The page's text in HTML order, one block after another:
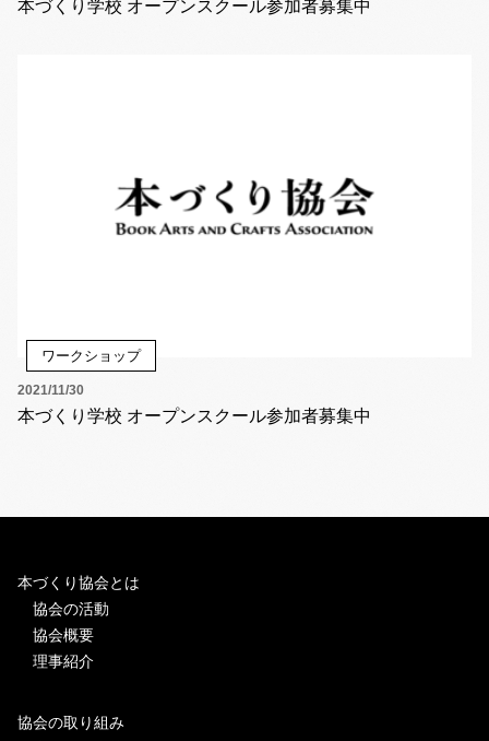
本づくり学校 オープンスクール参加者募集中
ワークショップ
2021/11/30
本づくり学校 オープンスクール参加者募集中
本づくり協会とは
協会の活動
協会概要
理事紹介
協会の取り組み